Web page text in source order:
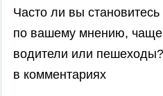
Часто ли вы
по вашему мнению,
водители или
в комментариях